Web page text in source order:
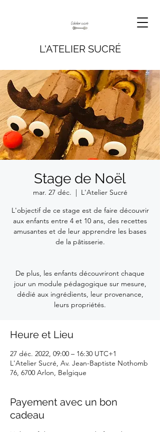
L'ATELIER SUCRÉ
Stage de Noël
mar. 27 déc.
  |
L'Atelier Sucré
L'objectif de ce stage est de faire découvrir
aux enfants entre 4 et 10 ans, des recettes
amusantes et de leur apprendre les bases
de la pâtisserie.
De plus, les enfants découvriront chaque
jour un module pédagogique sur mesure,
dédié aux ingrédients, leur provenance,
leurs propriétés.
Heure et Lieu
27 déc. 2022, 09:00 – 16:30 UTC+1
L'Atelier Sucré, Av. Jean-Baptiste Nothomb
76, 6700 Arlon, Belgique
Payement avec un bon
cadeau